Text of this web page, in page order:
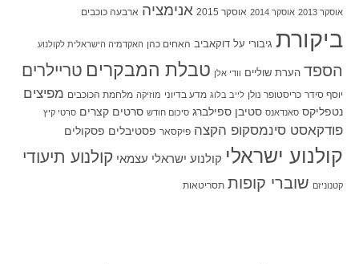
אוסקר 2013 אוסקר 2014 אוסקר 2015 אנימציה ארבעה כוכבים
ביקורת גיבורי על דוקאביב האחים כהן האקדמיה הישראלית לקולנוע
הספד הערת שוליים וודי אלן טבלת המבקרים טריילרים
יוסף סידר כריסטופר נולן לייב בלוג מדע בדיוני מוזיקה מלחמת הכוכבים מפיצים
נטפליקס סאנדאנס סטיבן ספילברג סיכום חודש סרטים קצרים סרטי קיץ
פודקאסט סינמסקופ הקצה פיקסאר פסטיבלים פסקולים
קולנוע ישראלי קולנוע ישראלי עצמאי קולנוע תיעודי
קטנוניזם שוברי קופות תסריטאות